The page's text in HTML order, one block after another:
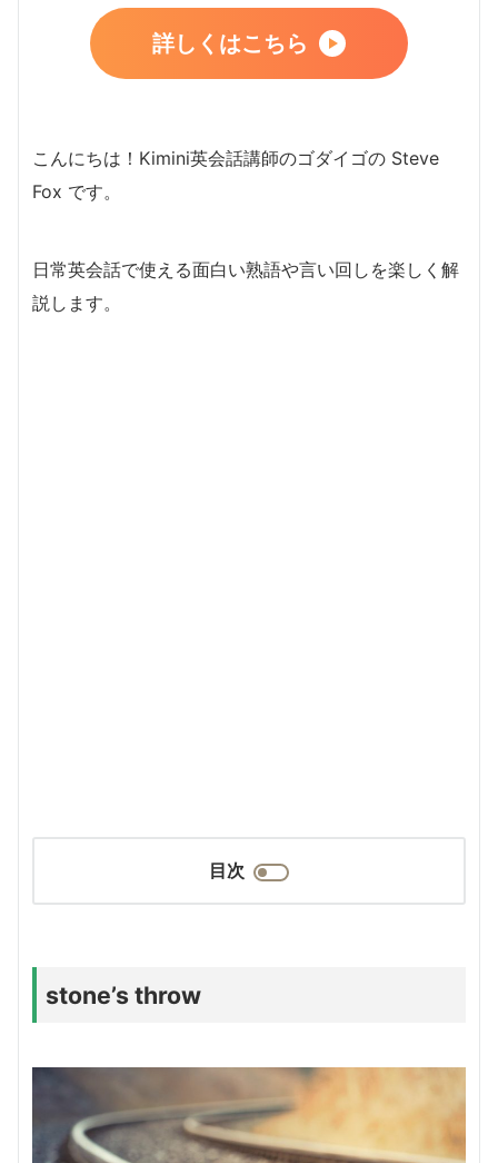
詳しくはこちら
こんにちは！Kimini英会話講師のゴダイゴの Steve
Fox です。
日常英会話で使える面白い熟語や言い回しを楽しく解
説します。
目次
stone’s throw